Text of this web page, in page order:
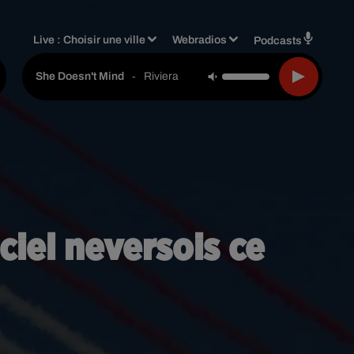
Live :Choisir une ville Webradios Podcasts
She Doesn't Mind - Riviera
neversois ce